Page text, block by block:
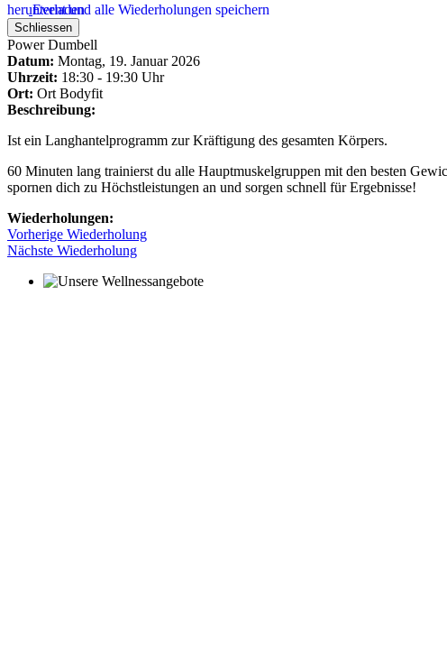
Event und alle Wiederholungen speichern
Schliessen
Power Dumbell
Datum: Montag, 19. Januar 2026
Uhrzeit: 18:30 - 19:30 Uhr
Ort: Ort Bodyfit
Beschreibung:
Ist ein Langhantelprogramm zur Kräftigung des gesamten Körpers.
60 Minuten lang trainierst du alle Hauptmuskelgruppen mit den besten
spornen dich zu Höchstleistungen an und sorgen schnell für Ergebnisse!
Wiederholungen:
Vorherige Wiederholung
Nächste Wiederholung